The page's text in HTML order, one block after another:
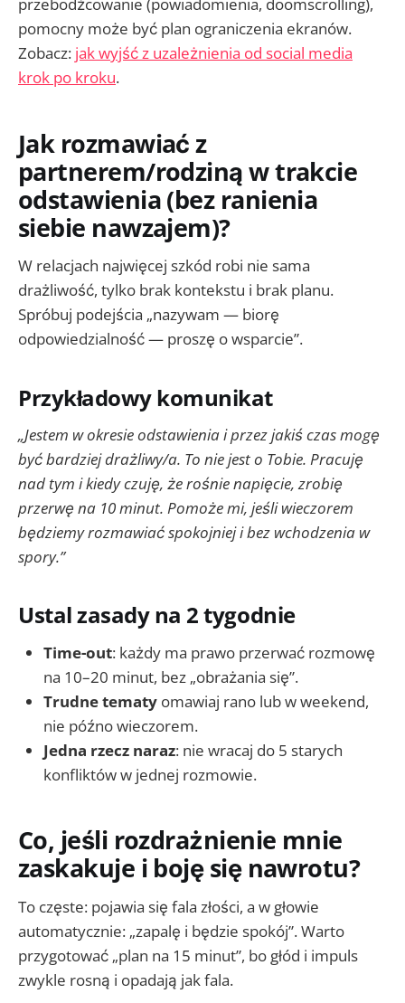
przebodźcowanie (powiadomienia, doomscrolling),
pomocny może być plan ograniczenia ekranów.
Zobacz: jak wyjść z uzależnienia od social media
krok po kroku.
Jak rozmawiać z
partnerem/rodziną w trakcie
odstawienia (bez ranienia
siebie nawzajem)?
W relacjach najwięcej szkód robi nie sama
drażliwość, tylko brak kontekstu i brak planu.
Spróbuj podejścia „nazywam — biorę
odpowiedzialność — proszę o wsparcie”.
Przykładowy komunikat
„Jestem w okresie odstawienia i przez jakiś czas mogę
być bardziej drażliwy/a. To nie jest o Tobie. Pracuję
nad tym i kiedy czuję, że rośnie napięcie, zrobię
przerwę na 10 minut. Pomoże mi, jeśli wieczorem
będziemy rozmawiać spokojniej i bez wchodzenia w
spory.”
Ustal zasady na 2 tygodnie
Time-out: każdy ma prawo przerwać rozmowę
na 10–20 minut, bez „obrażania się”.
Trudne tematy omawiaj rano lub w weekend,
nie późno wieczorem.
Jedna rzecz naraz: nie wracaj do 5 starych
konfliktów w jednej rozmowie.
Co, jeśli rozdrażnienie mnie
zaskakuje i boję się nawrotu?
To częste: pojawia się fala złości, a w głowie
automatycznie: „zapalę i będzie spokój”. Warto
przygotować „plan na 15 minut”, bo głód i impuls
zwykle rosną i opadają jak fala.